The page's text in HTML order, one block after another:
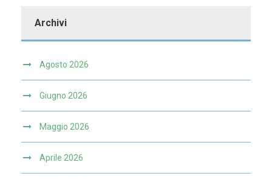
Archivi
Agosto 2026
Giugno 2026
Maggio 2026
Aprile 2026